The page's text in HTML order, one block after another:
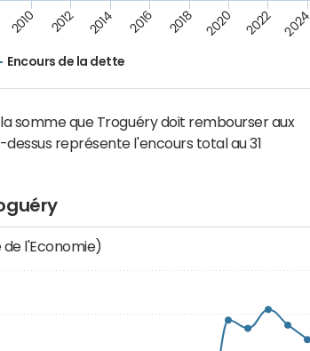
Encours de la dette
2010 2012 2014 2016 2018 2020 2022 2024
somme que Troguéry doit rembourser aux
représente l'encours total au 31
de l'Economie)